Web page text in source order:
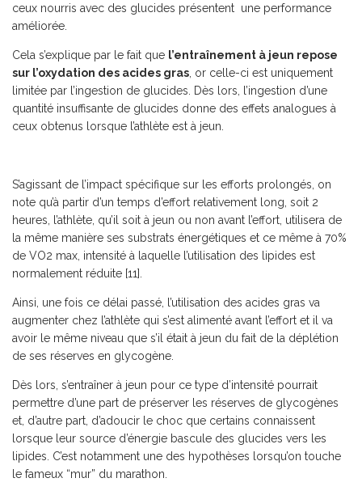
ceux nourris avec des glucides présentent une performance
améliorée.
Cela s’explique par le fait que l’entraînement à jeun repose
sur l’oxydation des acides gras , or celle-ci est uniquement
limitée par l’ingestion de glucides. Dès lors, l’ingestion d’une
quantité insuffisante de glucides donne des effets analogues à
ceux obtenus lorsque l’athlète est à jeun.
S’agissant de l’impact spécifique sur les efforts prolongés, on
note qu’à partir d’un temps d’effort relativement long, soit 2
heures, l’athlète, qu’il soit à jeun ou non avant l’effort, utilisera de
la même manière ses substrats énergétiques et ce même à 70%
de VO2 max, intensité à laquelle l’utilisation des lipides est
normalement réduite [11].
Ainsi, une fois ce délai passé, l’utilisation des acides gras va
augmenter chez l’athlète qui s’est alimenté avant l’effort et il va
avoir le même niveau que s’il était à jeun du fait de la déplétion
de ses réserves en glycogène.
Dès lors, s’entraîner à jeun pour ce type d’intensité pourrait
permettre d’une part de préserver les réserves de glycogènes
et, d’autre part, d’adoucir le choc que certains connaissent
lorsque leur source d’énergie bascule des glucides vers les
lipides. C’est notamment une des hypothèses lorsqu’on touche
le fameux “mur” du marathon.